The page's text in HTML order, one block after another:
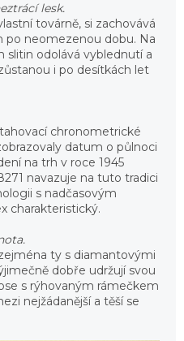
lesk.
továrně, si zachovává
po neomezenou dobu. Na
slitin odolává vyblednutí a
i po desítkách let
chronometrické
datum o půlnoci
na trh v roce 1945
navazuje na tuto tradici
s nadčasovým
charakteristický.
ty s diamantovými
dobře udržují svou
s rýhovaným rámečkem
nejžádanější a těší se